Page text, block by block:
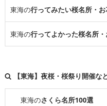
東海の行ってみたい桜名所・
東海の行ってよかった桜名所
【東海】夜桜・桜祭り開催な
東海のさくら名所100選